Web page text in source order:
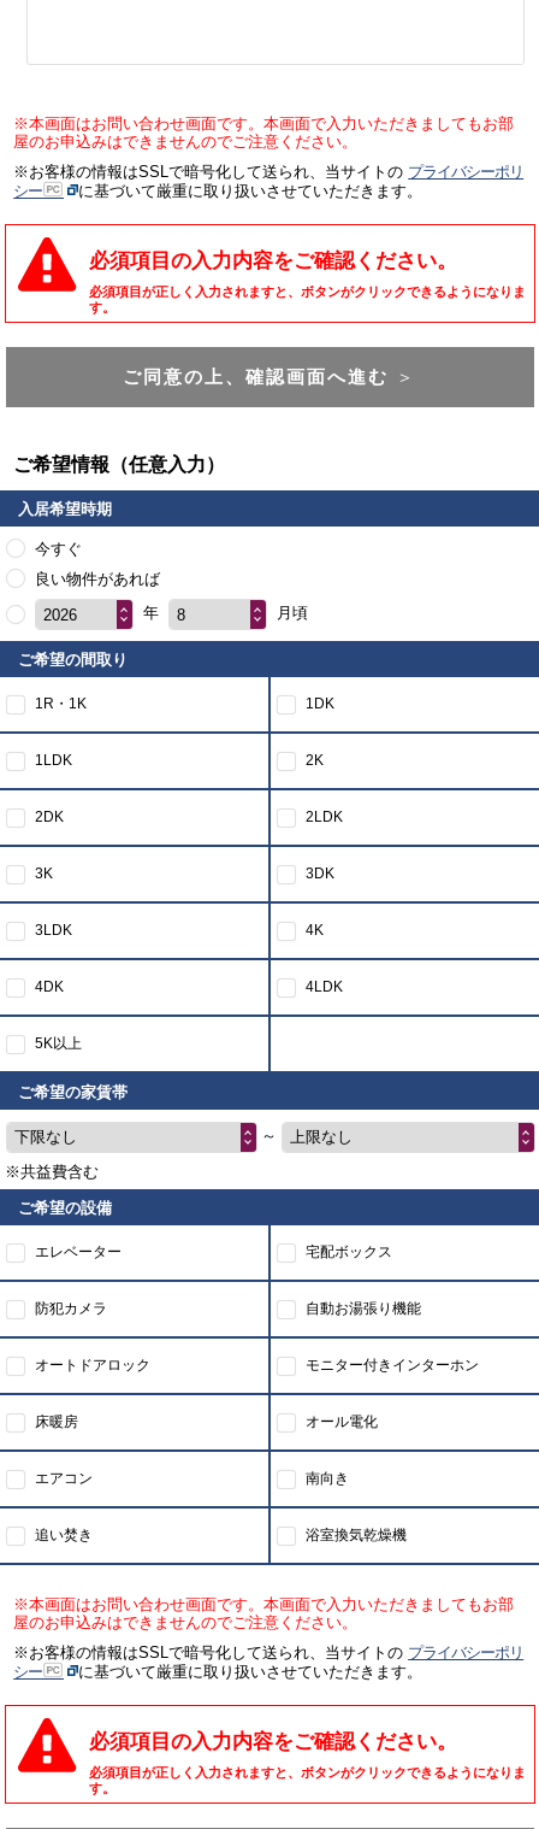
※本画面はお問い合わせ画面です。本画面で入力いただきましてもお部
屋のお申込みはできませんのでご注意ください。
※お客様の情報はSSLで暗号化して送られ、当サイトの プライバシーポリ
シー
に基づいて厳重に取り扱いさせていただきます。
必須項目の入力内容をご確認ください。
必須項目が正しく入力されますと、ボタンがクリックできるようになりま
す。
ご同意の上、確認画面へ進む ＞
ご希望情報（任意入力）
入居希望時期
今すぐ
良い物件があれば
2026
年 8 月頃
ご希望の間取り
1R・1K 1DK
1LDK 2K
2DK 2LDK
3K 3DK
3LDK 4K
4DK 4LDK
5K以上
ご希望の家賃帯
下限なし ～
上限なし
※共益費含む
ご希望の設備
エレベーター 宅配ボックス
防犯カメラ 自動お湯張り機能
オートドアロック モニター付きインターホン
床暖房 オール電化
エアコン 南向き
追い焚き 浴室換気乾燥機
※本画面はお問い合わせ画面です。本画面で入力いただきましてもお部
屋のお申込みはできませんのでご注意ください。
※お客様の情報はSSLで暗号化して送られ、当サイトの プライバシーポリ
シー
に基づいて厳重に取り扱いさせていただきます。
必須項目の入力内容をご確認ください。
必須項目が正しく入力されますと、ボタンがクリックできるようになりま
す。